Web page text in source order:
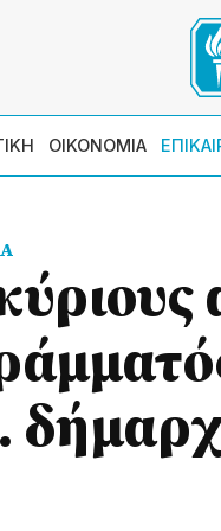
ΟΙΚΟΝΟΜΙΑ